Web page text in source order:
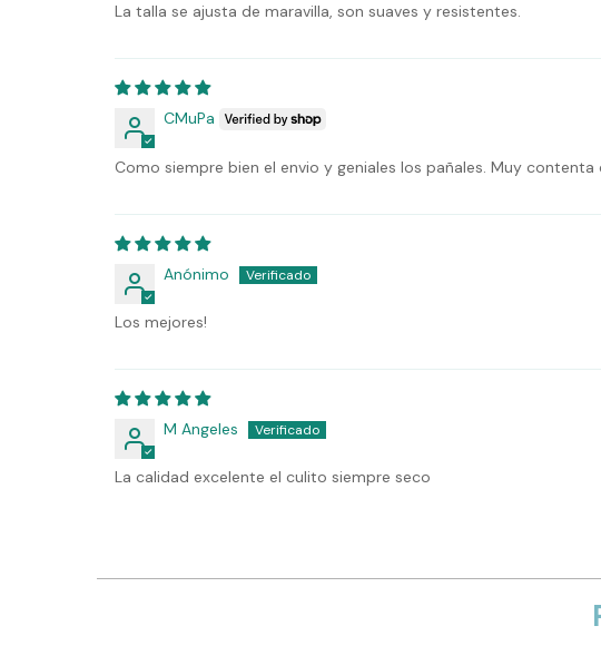
La talla se ajusta de maravilla, son suaves y resistentes.
CMuPa
Como siempre bien el envio y geniales los pañales. Muy
Anónimo
Los mejores!
M Angeles
La calidad excelente el culito siempre seco